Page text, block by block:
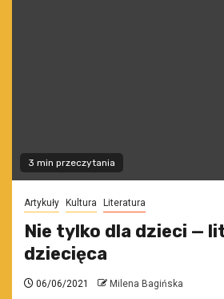
3 min przeczytania
Artykuły Kultura Literatura
Nie tylko dla dzieci —
dziecięca
06/06/2021 Milena Bagińska